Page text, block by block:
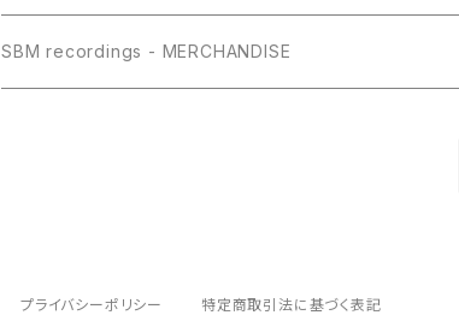
SBM recordings - MERCHANDISE
プライバシーポリシー 特定商取引法に基づく表記